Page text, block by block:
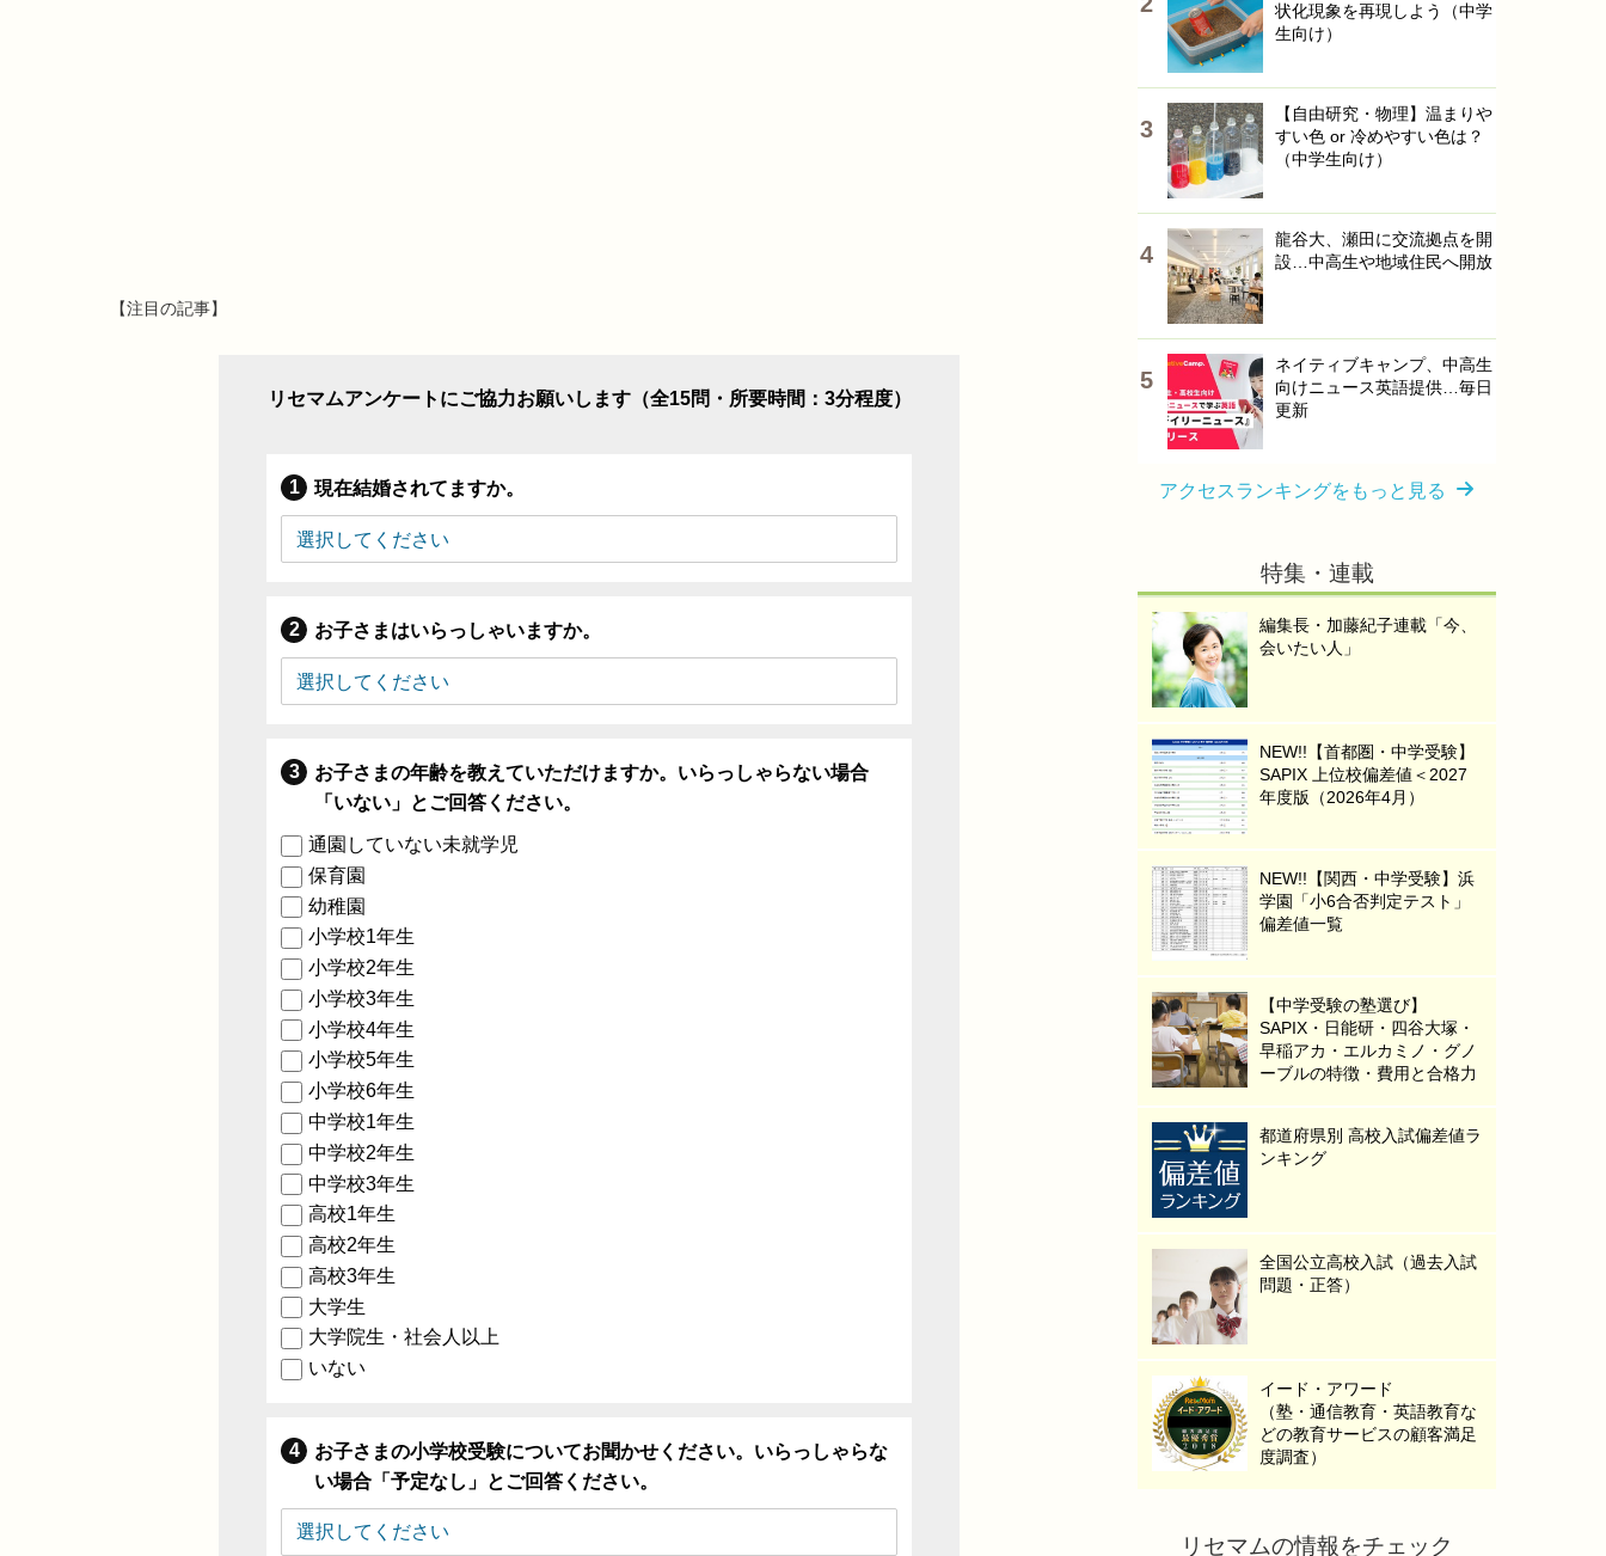
【注目の記事】
リセマムアンケートにご協力お願いします（全15問・所要時間：3分程度）
現在結婚されてますか。
お子さまはいらっしゃいますか。
お子さまの年齢を教えていただけますか。いらっしゃらない場合
「いない」とご回答ください。
通園していない未就学児
保育園
幼稚園
小学校1年生
小学校2年生
小学校3年生
小学校4年生
小学校5年生
小学校6年生
中学校1年生
中学校2年生
中学校3年生
高校1年生
高校2年生
高校3年生
大学生
大学院生・社会人以上
いない
お子さまの小学校受験についてお聞かせください。いらっしゃらな
い場合「予定なし」とご回答ください。
状化現象を再現しよう（中学
生向け）
【自由研究・物理】温まりや
すい色 or 冷めやすい色は？
（中学生向け）
龍谷大、瀬田に交流拠点を開
設…中高生や地域住民へ開放
ネイティブキャンプ、中高生
向けニュース英語提供…毎日
更新
アクセスランキングをもっと見る
特集・連載
編集長・加藤紀子連載「今、
会いたい人」
NEW!!【首都圏・中学受験】
SAPIX 上位校偏差値＜2027
年度版（2026年4月）
NEW!!【関西・中学受験】浜
学園「小6合否判定テスト」
偏差値一覧
【中学受験の塾選び】
SAPIX・日能研・四谷大塚・
早稲アカ・エルカミノ・グノ
ーブルの特徴・費用と合格力
都道府県別 高校入試偏差値ラ
ンキング
全国公立高校入試（過去入試
問題・正答）
イード・アワード
（塾・通信教育・英語教育な
どの教育サービスの顧客満足
度調査）
リセマムの情報をチェック